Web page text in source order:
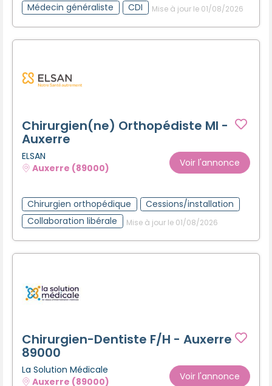
Médecin généraliste CDI Mise à jour le 01/08/2026
Chirurgien(ne) Orthopédiste MI -
Auxerre
ELSAN
Auxerre (89000)
Voir l'annonce
Chirurgien orthopédique
Cessions/installation
Collaboration libérale
Mise à jour le 01/08/2026
Chirurgien-Dentiste F/H - Auxerre
89000
La Solution Médicale
Auxerre (89000)
Voir l'annonce